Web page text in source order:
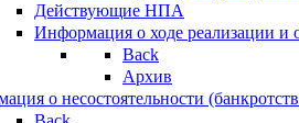
Действующие НПА
Информация о ходе реализации
Back
Архив
о несостоятельности